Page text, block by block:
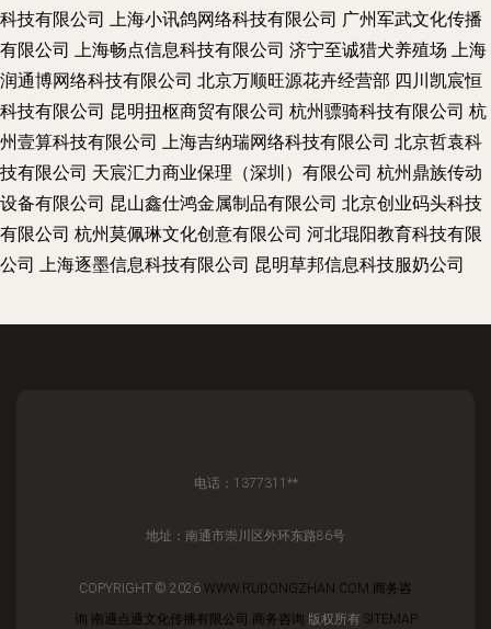
科技有限公司 上海小讯鸽网络科技有限公司 广州军武文化传播
有限公司 上海畅点信息科技有限公司 济宁至诚猎犬养殖场 上海
润通博网络科技有限公司 北京万顺旺源花卉经营部 四川凯宸恒
科技有限公司 昆明扭枢商贸有限公司 杭州骠骑科技有限公司 杭
州壹算科技有限公司 上海吉纳瑞网络科技有限公司 北京哲袁科
技有限公司 天宸汇力商业保理（深圳）有限公司 杭州鼎族传动
设备有限公司 昆山鑫仕鸿金属制品有限公司 北京创业码头科技
有限公司 杭州莫佩琳文化创意有限公司 河北琨阳教育科技有限
公司 上海逐墨信息科技有限公司 昆明草邦信息科技服奶公司
电话：1377311**
地址：南通市崇川区外环东路86号
COPYRIGHT © 2026 WWW.RUDONGZHAN.COM 商务咨
询 南通点通文化传播有限公司 商务咨询 版权所有 SITEMAP